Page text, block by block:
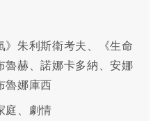
》朱利斯衛考夫、《生命
魯赫、諾娜卡多納、安娜
魯娜庫西
庭、劇情